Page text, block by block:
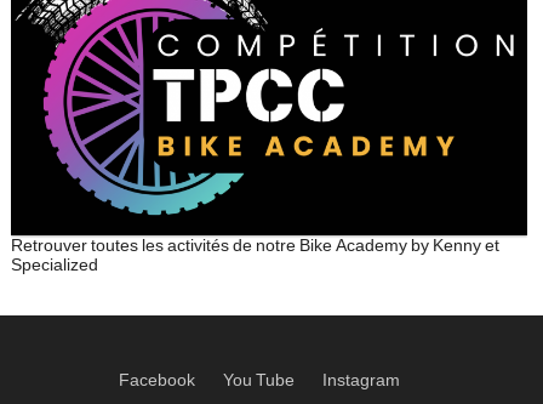
Retrouver toutes les activités de notre Bike Academy by Kenny et
Specialized
Facebook You Tube Instagram